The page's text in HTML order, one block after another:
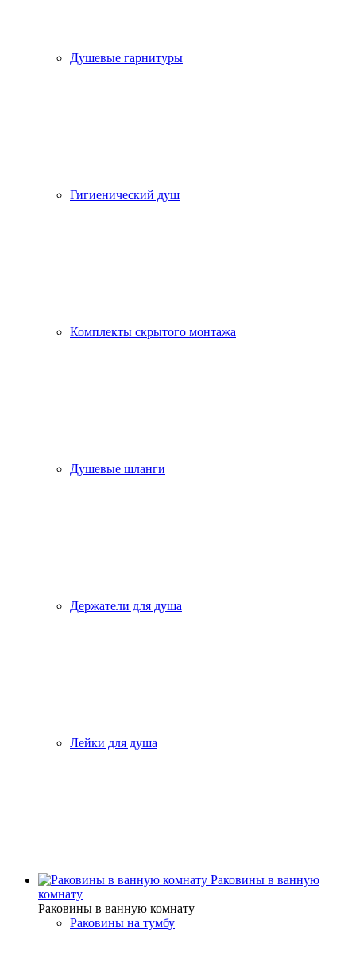
Душевые гарнитуры
Гигиенический душ
Комплекты скрытого монтажа
Душевые шланги
Держатели для душа
Лейки для душа
Раковины в ванную
комнату
Раковины в ванную комнату
Раковины на тумбу